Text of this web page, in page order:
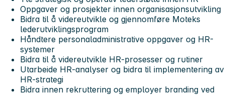
Oppgaver og prosjekter innen organisasjonsutvikling
Bidra til å videreutvikle og gjennomføre Moteks
lederutviklingsprogram
Håndtere personaladministrative oppgaver og HR-
systemer
Bidra til å videreutvikle HR-prosesser og rutiner
Utarbeide HR-analyser og bidra til implementering av
HR-strategi
Bidra innen rekruttering og employer branding ved